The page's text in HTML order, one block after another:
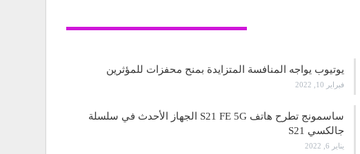
يوتيوب يواجه المنافسة المتزايدة بمنح محفزات للمؤثرين
فبراير 10, 2022
ساسمونج تطرح هاتف S21 FE 5G الجهاز الأحدث في سلسلة
جالكسي S21
يناير 6, 2022